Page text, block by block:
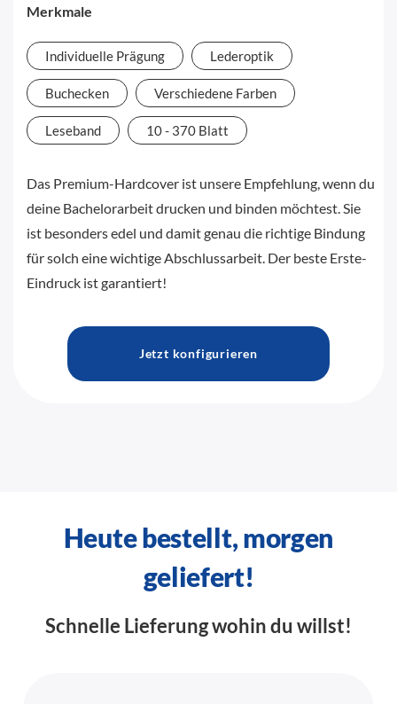
Merkmale
Individuelle Prägung Lederoptik
Buchecken Verschiedene Farben
Leseband 10 - 370 Blatt
Das Premium-Hardcover ist unsere Empfehlung, wenn du
deine Bachelorarbeit drucken und binden möchtest. Sie
ist besonders edel und damit genau die richtige Bindung
für solch eine wichtige Abschlussarbeit. Der beste Erste-
Eindruck ist garantiert!
Jetzt konfigurieren
Heute bestellt, morgen
geliefert!
Schnelle Lieferung wohin du willst!